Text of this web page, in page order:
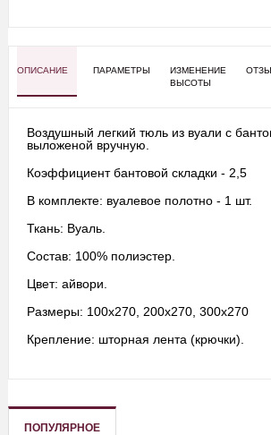
ОПИСАНИЕ ПАРАМЕТРЫ
ИЗМЕНЕНИЕ
ВЫСОТЫ
Воздушный легкий тюль из вуали с
выложеной вручную.
Коэффициент бантовой складки - 2,5
В комплекте: вуалевое полотно - 1 шт.
Ткань: Вуаль.
Состав: 100% полиэстер.
Цвет: айвори.
Размеры: 100х270, 200х270, 300х270
Крепление: шторная лента (крючки).
ПОПУЛЯРНОЕ